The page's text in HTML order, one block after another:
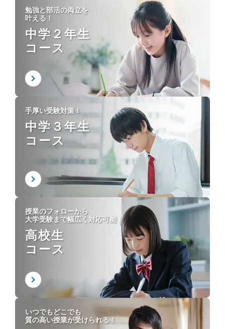
勉強と部活の両立を
叶える！
中学２年生
コース
手厚い受験対策！
中学３年生
コース
授業のフォローから
大学受験まで幅広く対応可能！
高校生
コース
いつでもどこでも
質の高い授業が受けられる！